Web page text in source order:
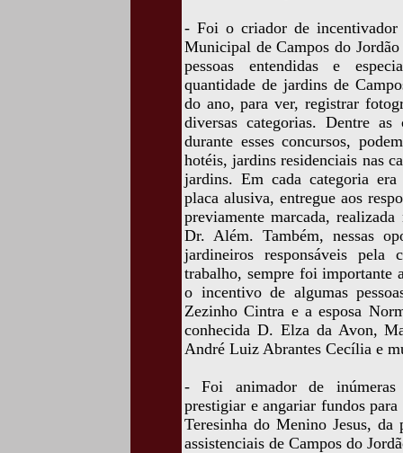
- Foi o criador de incentivador
Municipal de Campos do
pessoas entendidas e
quantidade de jardins de
do ano, para ver, registrar
diversas categorias. Dentre
durante esses concursos,
hotéis, jardins residenciais nas
jardins. Em cada categoria
placa alusiva, entregue aos
previamente marcada,
Dr. Além. Também, nessas
jardineiros responsáveis pela
trabalho, sempre foi importante
o incentivo de algumas
Zezinho Cintra e a esposa
conhecida D. Elza da Avon,
André Luiz Abrantes Cecília e
- Foi animador de inúmeras
prestigiar e angariar fundos
Teresinha do Menino Jesus,
assistenciais de Campos do